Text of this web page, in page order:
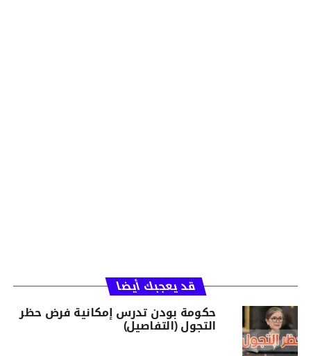
قد يعجبك أيضا
حكومة بودن تدرس إمكانية فرض حظر
التجول (التفاصيل)